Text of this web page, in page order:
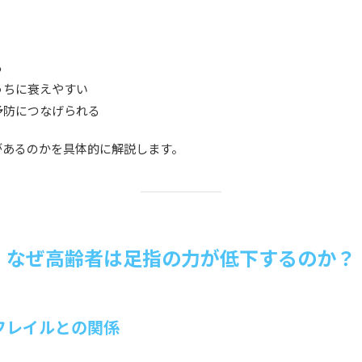
に衰えやすい
につなげられる
るのかを具体的に解説します。
なぜ高齢者は足指の力が低下するのか？
レイルとの関係